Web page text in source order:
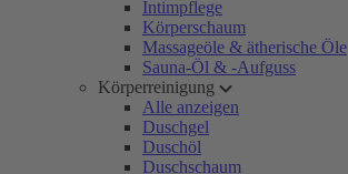
Intimpflege
Körperschaum
Massageöle & ätherische Öle
Sauna-Öl & -Aufguss
Körperreinigung
Alle anzeigen
Duschgel
Duschöl
Duschschaum